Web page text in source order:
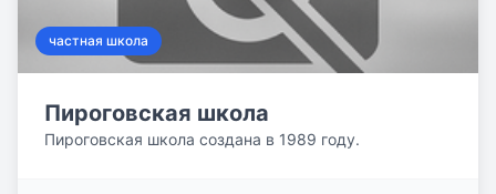
частная школа
Пироговская школа
Пироговская школа создана в 1989 году.